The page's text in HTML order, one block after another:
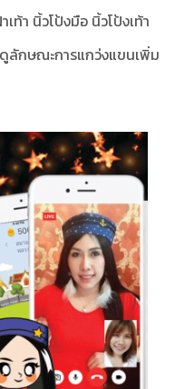
ท้า นิ้วโป้งมือ นิ้วโป้งเท้า
ลักษณะการแกว่งแขนเพิ่ม